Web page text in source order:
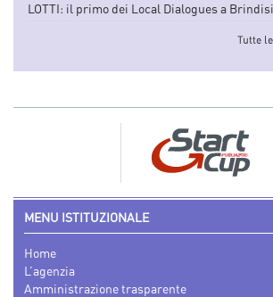
LOTTI: il primo dei Local Dialogues a Brindisi
Tutte
MENU ISTITUZIONALE
Home
L’agenzia
Amministrazione trasparente